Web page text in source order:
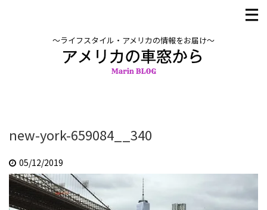
〜ライフスタイル・アメリカの情報をお届け〜
new-york-659084__340
05/12/2019